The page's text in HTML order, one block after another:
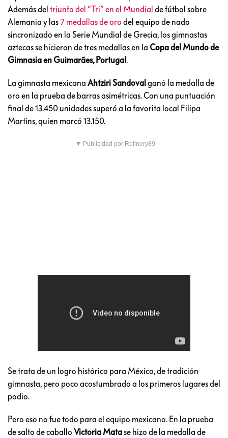
Además del triunfo del “Tri” en el Mundial de fútbol sobre
Alemania y las7 medallas de oro del equipo de nado
sincronizado en la Serie Mundial de Grecia, los gimnastas
aztecas se hicieron de tres medallas en la Copa del Mundo de
Gimnasia en Guimarães, Portugal .
La gimnasta mexicana Ahtziri Sandoval ganó la medalla de
oro en la prueba de barras asimétricas. Con una puntuación
final de 13.450 unidades superó a la favorita local Filipa
Martins, quien marcó 13.150.
▼ Publicidad por Refinery89
Se trata de un logro histórico para México, de tradición
gimnasta, pero poco acostumbrado a los primeros lugares del
podio.
Pero eso no fue todo para el equipo mexicano. En la prueba
de salto de caballo Victoria Matase hizo de la medalla de